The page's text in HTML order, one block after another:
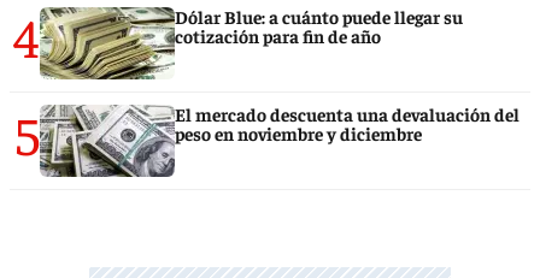
4
Dólar Blue: a cuánto puede llegar su
cotización para fin de año
5
El mercado descuenta una devaluación del
peso en noviembre y diciembre